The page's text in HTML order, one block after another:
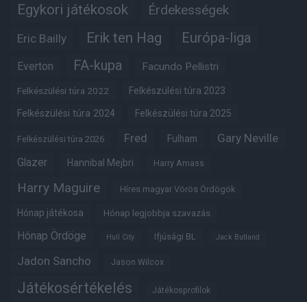
Egykori játékosok Érdekességek
Eric Bailly Erik ten Hag Európa-liga
Everton FA-kupa Facundo Pellistri
Felkészülési túra 2022 Felkészülési túra 2023
Felkészülési túra 2024 Felkészülési túra 2025
Felkészülési túra 2026 Fred Fulham Gary Neville
Glazer Hannibal Mejbri Harry Amass
Harry Maguire Híres magyar Vörös Ördögök
Hónap játékosa Hónap legjobbja szavazás
Hónap Ördöge Hull City Ifjúsági BL Jack Butland
Jadon Sancho Jason Wilcox
Játékosértékelés Játékosprofilok